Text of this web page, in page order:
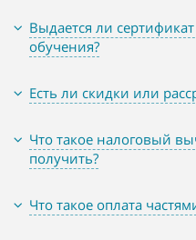
Выдается ли
обучения?
Есть ли скидки или
Что такое налоговый
получить?
Что такое оплата